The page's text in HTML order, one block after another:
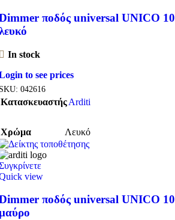
ποδός universal UNICO
In stock
to see prices
042616
ΚατασκευαστήςArditi
Χρώμα Λευκό
view
ποδός universal UNICO